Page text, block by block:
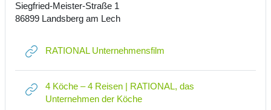
Siegfried-Meister-Straße 1
86899 Landsberg am Lech
RATIONAL Unternehmensfilm
4 Köche – 4 Reisen | RATIONAL, das
Unternehmen der KöcheLink/URL